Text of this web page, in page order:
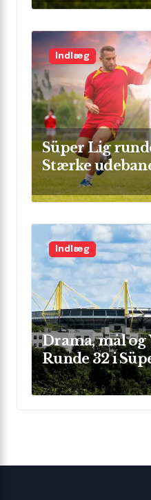
Indlæg
Süper Lig
Stærke
mål i flok og
sheets
Indlæg
Drama, mål og
Runde 32 i
leverede store
præstationer
afgørelser